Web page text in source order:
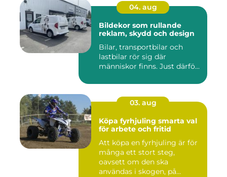
04. aug
Bildekor som rullande
reklam, skydd och design
Bilar, transportbilar och
lastbilar rör sig där
människor finns. Just därfö...
03. aug
Köpa fyrhjuling smarta val
för arbete och fritid
Att köpa en fyrhjuling är för
många ett stort steg,
oavsett om den ska
användas i skogen, på